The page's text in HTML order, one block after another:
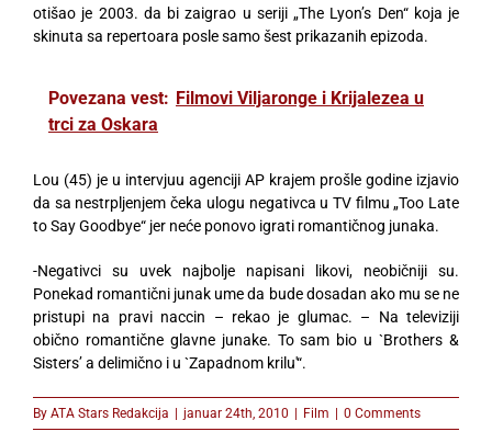
otišao je 2003. da bi zaigrao u seriji „The Lyon’s Den“ koja je
skinuta sa repertoara posle samo šest prikazanih epizoda.
Povezana vest: Filmovi Viljaronge i Krijalezea u
trci za Oskara
Lou (45) je u intervjuu agenciji AP krajem prošle godine izjavio
da sa nestrpljenjem čeka ulogu negativca u TV filmu „Too Late
to Say Goodbye“ jer neće ponovo igrati romantičnog junaka.
-Negativci su uvek najbolje napisani likovi, neobičniji su.
Ponekad romantični junak ume da bude dosadan ako mu se ne
pristupi na pravi naccin – rekao je glumac. – Na televiziji
obično romantične glavne junake. To sam bio u `Brothers &
Sisters’ a delimično i u `Zapadnom krilu'“.
By ATA Stars Redakcija | januar 24th, 2010 | Film | 0 Comments